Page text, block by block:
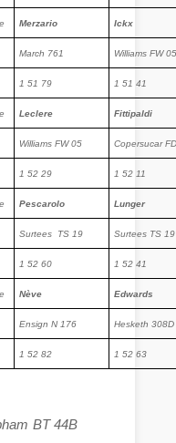
Merzario Ickx
March 761 Williams FW 05
1 51 79 1 51 41
Leclere Fittipaldi
Williams FW 05 Copersucar
1 52 29 1 52 11
Pescarolo Lunger
Surtees TS 19 Surtees TS 19
1 52 60 1 52 41
Nève Edwards
Ensign N 176 Hesketh 308D
1 52 82 1 52 63
BT 44B